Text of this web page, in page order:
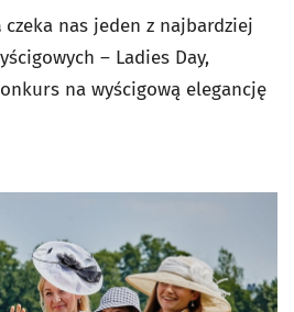
czeka nas jeden z najbardziej
– Ladies Day,
na wyścigową elegancję